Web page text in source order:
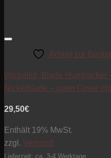
Artikel zur
Wickelkit -Blade Humbucker
Nickelblade – open Cover
29,50€
Enthält 19% MwSt.
zzgl. Versand
Lieferzeit: ca. 3-4 Werktage